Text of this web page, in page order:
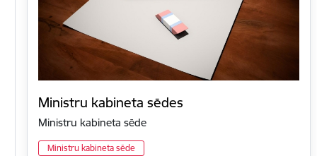
Ministru kabineta sēdes
Ministru kabineta sēde
Ministru kabineta sēde